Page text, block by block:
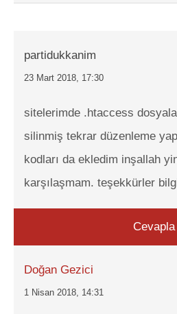
partidukkanim
23 Mart 2018, 17:30
sitelerimde .htaccess
silinmiş tekrar düzenleme
kodları da ekledim inşallah
karşılaşmam. teşekkürler
Cevapla
Doğan Gezici
1 Nisan 2018, 14:31